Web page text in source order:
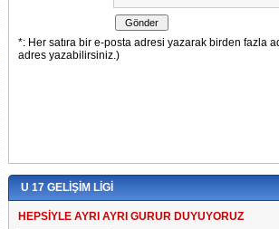
U 17 GELİŞİM LİGİ
HEPSİYLE AYRI AYRI GURUR DUYUYORUZ